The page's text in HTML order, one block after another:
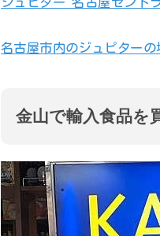
名古屋市内のジュピターの
金山で輸入食品を